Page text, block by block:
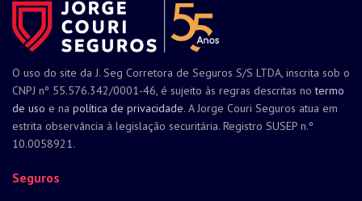
O uso do site da J. Seg Corretora de Seguros S/S LTDA, inscrita sob o
CNPJ nº 55.576.342/0001-46, é sujeito às regras descritas notermo
de uso e na política de privacidade. A Jorge Couri Seguros atua em
estrita observância à legislação securitária. Registro SUSEP n.º
10.0058921.
Seguros